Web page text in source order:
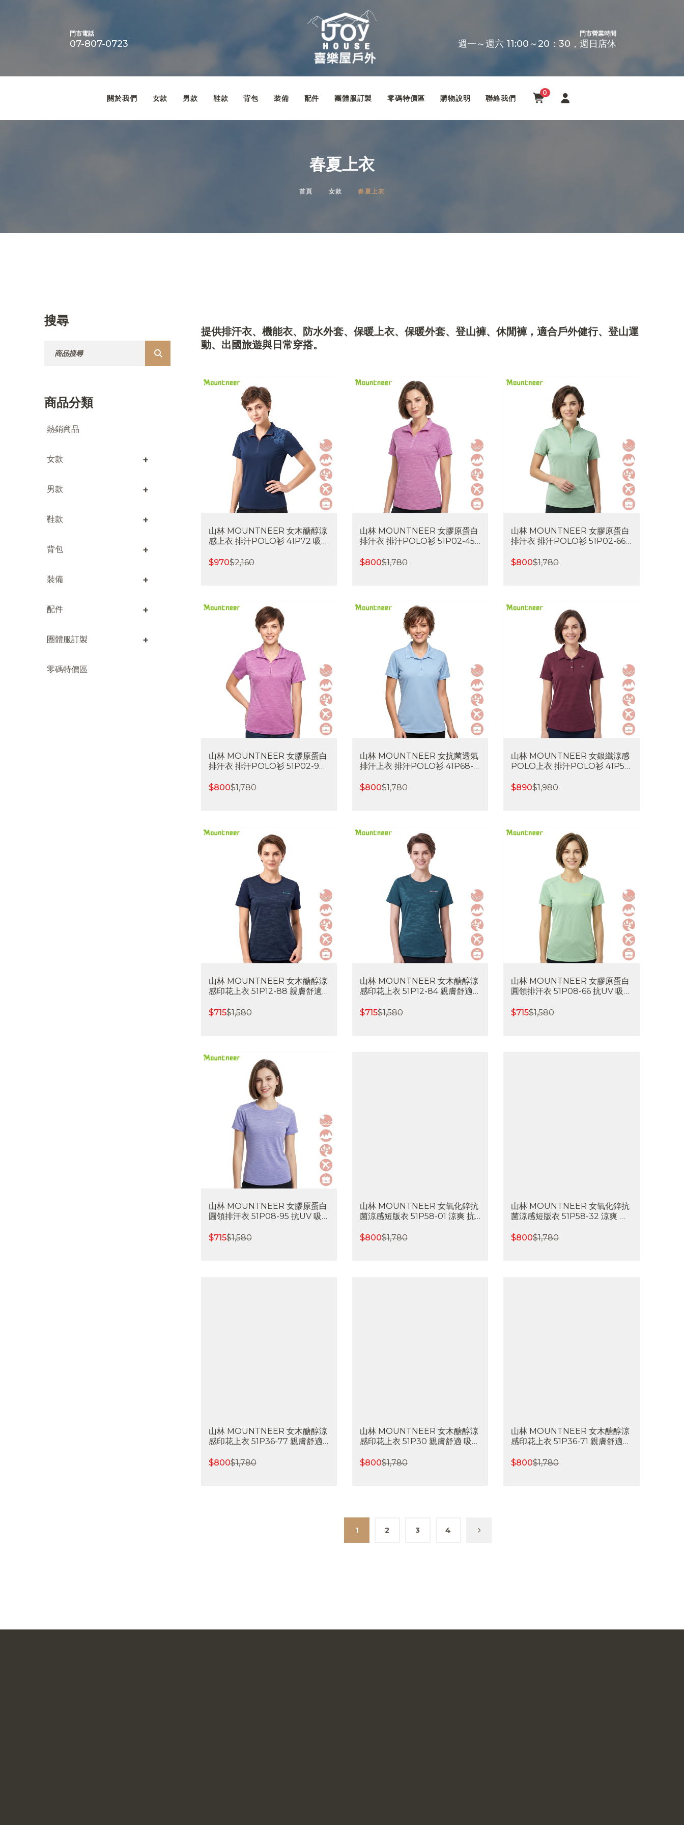
門市電話
07-807-0723
門市營業時間
週一～週六 11:00～20：30，週日店休
關於我們 女款 男款 鞋款 背包 裝備 配件 團體服訂製 零碼特價區 購物說明 聯絡我們
0
春夏上衣
首頁 女款 春夏上衣
提供排汗衣、機能衣、防水外套、保暖上衣、保暖外套、登山褲、休閒褲，適合戶外健行、登山運
動、出國旅遊與日常穿搭。
山林 MOUNTNEER 女木醣醇涼
感上衣 排汗POLO衫 41P72 吸濕
閒
$970$2,160
山林 MOUNTNEER 女膠原蛋白
排汗衣 排汗POLO衫 51P02-45
外休閒
$800$1,780
山林 MOUNTNEER 女膠原蛋白
排汗衣 排汗POLO衫 51P02-66
外休閒
$800$1,780
山林 MOUNTNEER 女膠原蛋白
排汗衣 排汗POLO衫 51P02-93
外休閒
$800$1,780
山林 MOUNTNEER 女抗菌透氣
排汗上衣 排汗POLO衫 41P68-
屋戶外休閒
$800$1,780
山林 MOUNTNEER 女銀纖涼感
POLO上衣 排汗POLO衫 41P50
外休閒
$890$1,980
山林 MOUNTNEER 女木醣醇涼
感印花上衣 51P12-88 親膚舒適
外休閒
$715$1,580
山林 MOUNTNEER 女木醣醇涼
感印花上衣 51P12-84 親膚舒適
外休閒
$715$1,580
山林 MOUNTNEER 女膠原蛋白
圓領排汗衣 51P08-66 抗UV 吸濕
屋戶外
$715$1,580
山林 MOUNTNEER 女膠原蛋白
圓領排汗衣 51P08-95 抗UV 吸
樂屋戶外
$715$1,580
山林 MOUNTNEER 女氧化鋅抗
菌涼感短版衣 51P58-01 涼爽 抗
外登山
$800$1,780
山林 MOUNTNEER 女氧化鋅抗
菌涼感短版衣 51P58-32 涼爽 抗
外登山
$800$1,780
山林 MOUNTNEER 女木醣醇涼
感印花上衣 51P36-77 親膚舒適
外登山
$800$1,780
山林 MOUNTNEER 女木醣醇涼
感印花上衣 51P30 親膚舒適 吸濕
閒
$800$1,780
山林 MOUNTNEER 女木醣醇涼
感印花上衣 51P36-71 親膚舒適
外登山
$800$1,780
1 2 3 4
搜尋
商品分類
熱銷商品
女款 +
男款 +
鞋款 +
背包 +
裝備 +
配件 +
團體服訂製 +
零碼特價區